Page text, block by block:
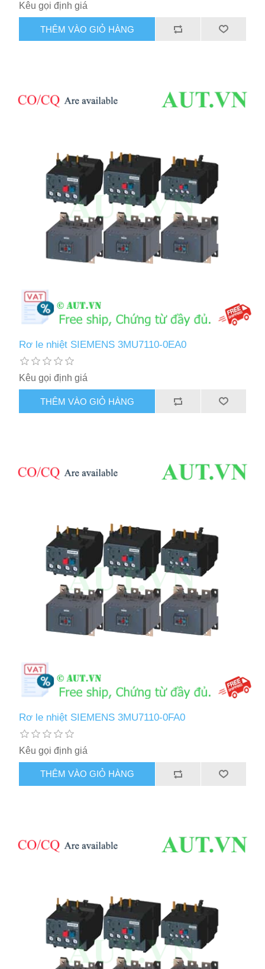
Kêu gọi định giá
THÊM VÀO GIỎ HÀNG
Rơ le nhiệt SIEMENS 3MU7110-0EA0
Kêu gọi định giá
THÊM VÀO GIỎ HÀNG
Rơ le nhiệt SIEMENS 3MU7110-0FA0
Kêu gọi định giá
THÊM VÀO GIỎ HÀNG